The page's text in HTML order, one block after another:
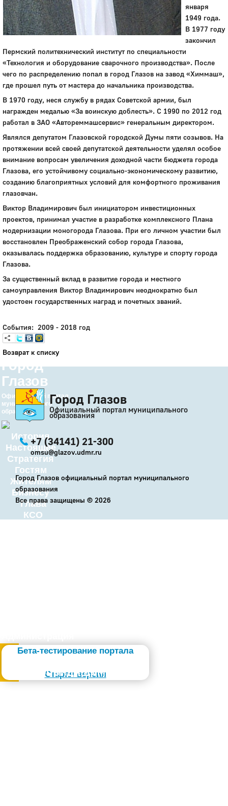
Город
Глазов
Официальный портал
муниципального
образования
История
Настоящее
Стратегия
Гостям
Жителям
Бизнесу
Глава
КСО
Бета-тестирование портала
Старая версия
Слабовидящим
января
1949 года.
В 1977 году
закончил
Пермский политехнический институт по специальности
«Технология и оборудование сварочного производства». После
чего по распределению попал в город Глазов на завод «Химмаш»,
где прошел путь от мастера до начальника производства.
В 1970 году, неся службу в рядах Советской армии, был
награжден медалью «За воинскую доблесть». С 1990 по 2012 год
работал в ЗАО «Автореммашсервис» генеральным директором.
Являлся депутатом Глазовской городской Думы пяти созывов. На
протяжении всей своей депутатской деятельности уделял особое
внимание вопросам увеличения доходной части бюджета города
Глазова, его устойчивому социально-экономическому развитию,
созданию благоприятных условий для комфортного проживания
глазовчан.
Виктор Владимирович был инициатором инвестиционных
проектов, принимал участие в разработке комплексного Плана
модернизации моногорода Глазова. При его личном участии был
восстановлен Преображенский собор города Глазова,
оказывалась поддержка образованию, культуре и спорту города
Глазова.
За существенный вклад в развитие города и местного
самоуправления Виктор Владимирович неоднократно был
удостоен государственных наград и почетных званий.
События: 2009 - 2018 год
Возврат к списку
Город Глазов
Официальный портал муниципального
образования
+7 (34141) 21-300
omsu@glazov.udmr.ru
Город Глазов официальный портал муниципального
образования
Все права защищены © 2026